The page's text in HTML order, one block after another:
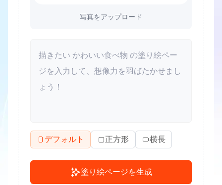
写真をアップロード
デフォルト 正方形 横長
塗り絵ページを生成